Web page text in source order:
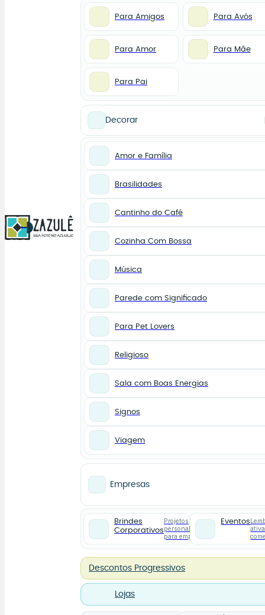
0
Para Amigos Para Avós
Para Amor Para Mãe
Para Pai
Decorar
Amor e Família
Brasilidades
Cantinho do Café
Cozinha Com Bossa
Música
Parede com Significado
Para Pet Lovers
Religioso
Sala com Boas Energias
Signos
Viagem
Empresas
Brindes
Corporativos
Projetos
personalizados
para empresas
Eventos
Descontos Progressivos
Lojas